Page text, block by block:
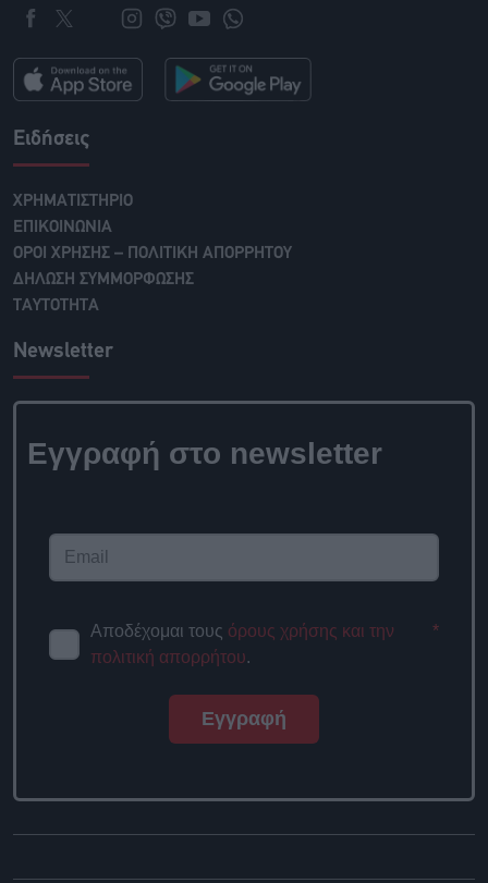
Ειδήσεις
ΧΡΗΜΑΤΙΣΤΗΡΙΟ
ΕΠΙΚΟΙΝΩΝΙΑ
ΟΡΟΙ ΧΡΗΣΗΣ – ΠΟΛΙΤΙΚΗ ΑΠΟΡΡΗΤΟΥ
ΔΗΛΩΣΗ ΣΥΜΜΟΡΦΩΣΗΣ
ΤΑΥΤΟΤΗΤΑ
Newsletter
Εγγραφή στο newsletter
Αποδέχομαι τους όρους χρήσης και την
πολιτική απορρήτου.
*
Εγγραφή